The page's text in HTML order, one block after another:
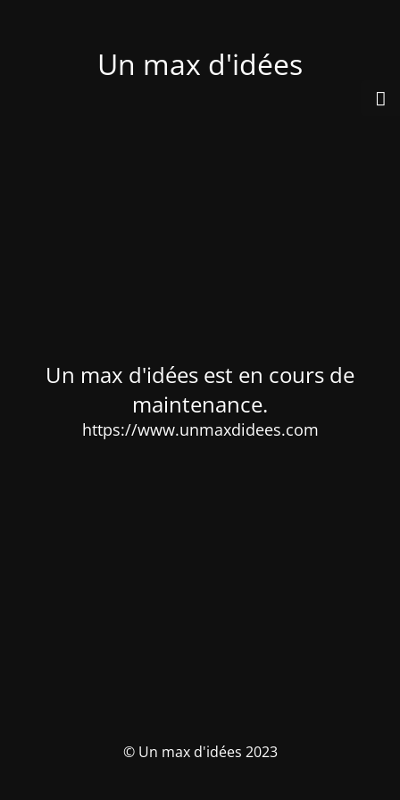
Un max d'idées
Un max d'idées est en cours de
maintenance.
https://www.unmaxdidees.com
© Un max d'idées 2023